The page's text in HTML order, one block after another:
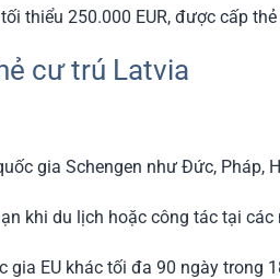
thiểu 250.000 EUR, được cấp
cư trú Latvia
gia Schengen như Đức, Pháp,
khi du lịch hoặc công tác tại các
gia EU khác tối đa 90 ngày trong